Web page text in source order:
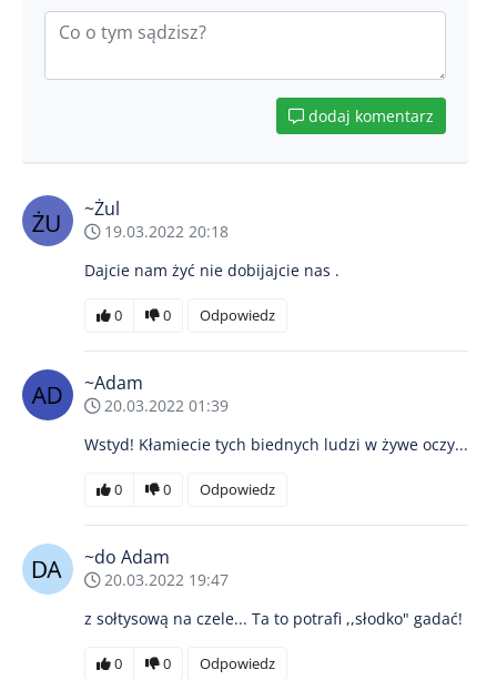
dodaj komentarz
~Żul
19.03.2022 20:18
Dajcie nam żyć nie dobijajcie nas .
0 0 Odpowiedz
~Adam
20.03.2022 01:39
Wstyd! Kłamiecie tych biednych ludzi w żywe oczy...
0 0 Odpowiedz
~do Adam
20.03.2022 19:47
z sołtysową na czele... Ta to potrafi ,,słodko" gadać!
0 0 Odpowiedz